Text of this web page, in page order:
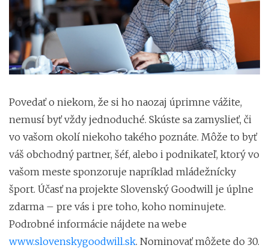
Povedať o niekom, že si ho naozaj úprimne vážite,
nemusí byť vždy jednoduché. Skúste sa zamyslieť, či
vo vašom okolí niekoho takého poznáte. Môže to byť
váš obchodný partner, šéf, alebo i podnikateľ, ktorý vo
vašom meste sponzoruje napríklad mládežnícky
šport. Účasť na projekte Slovenský Goodwill je úplne
zdarma – pre vás i pre toho, koho nominujete.
Podrobné informácie nájdete na webe
www.slovenskygoodwill.sk. Nominovať môžete do 30.